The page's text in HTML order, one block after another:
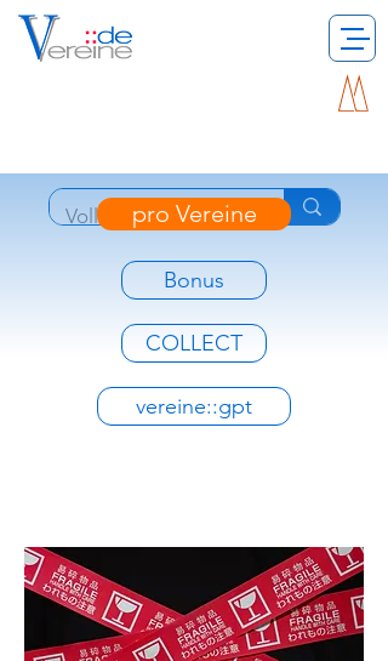
pro Vereine
Bonus
COLLECT
vereine::gpt